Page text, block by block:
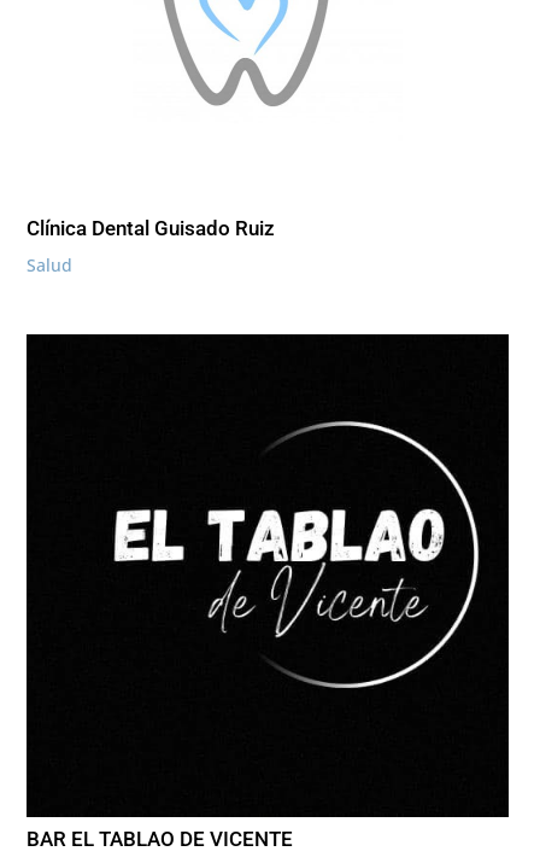
Clínica Dental Guisado Ruiz
Salud
BAR EL TABLAO DE VICENTE